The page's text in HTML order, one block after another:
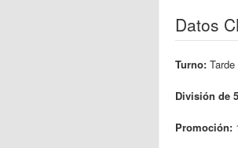
Datos
Turno: Tarde
División de
Promoción: